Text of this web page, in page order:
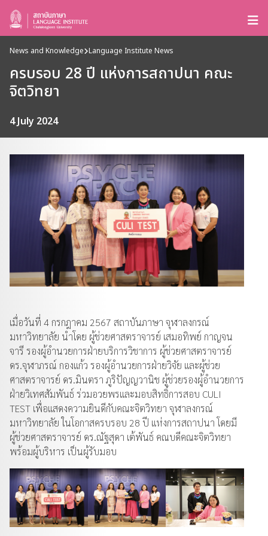
News and Knowledge Language Institute News
ครบรอบ 28 ปี แห่งการสถาปนา คณะ
จิตวิทยา
4 July 2024
เมื่อวันที่ 4 กรกฎาคม 2567 สถาบันภาษา จุฬาลงกรณ์
มหาวิทยาลัย นำโดย ผู้ช่วยศาสตราจารย์ เสมอทิพย์ กาญจน
จารี รองผู้อำนวยการฝ่ายบริการวิชาการ ผู้ช่วยศาสตราจารย์
ดร.จุฬาภรณ์ กองแก้ว รองผู้อำนวยการฝ่ายวิจัย และผู้ช่วย
ศาสตราจารย์ ดร.มินตรา ภูริปัญญวานิช ผู้ช่วยรองผู้อำนวยการ
ฝ่ายวิเทศสัมพันธ์ ร่วมอวยพรและมอบสิทธิ์การสอบ CULI
TEST เพื่อแสดงความยินดีกับคณะจิตวิทยา จุฬาลงกรณ์
มหาวิทยาลัย ในโอกาสครบรอบ 28 ปี แห่งการสถาปนา โดยมี
ผู้ช่วยศาสตราจารย์ ดร.ณัฐสุดา เต้พันธ์ คณบดีคณะจิตวิทยา
พร้อมผู้บริหาร เป็นผู้รับมอบ